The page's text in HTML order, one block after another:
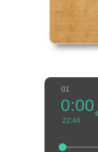
01
0:00
22:44